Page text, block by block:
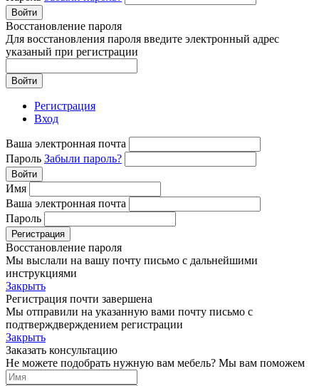
Войти
Восстановление пароля
Для восстановления пароля введите электронный адрес
указаный при регистрации
Войти
Регистрация
Вход
Ваша электронная почта
Пароль Забыли пароль?
Войти
Имя
Ваша электронная почта
Пароль
Регистрация
Восстановление пароля
Мы выслали на вашу почту письмо с дальнейшими
инструкциями
Закрыть
Регистрация почти завершена
Мы отправили на указанную вами почту письмо с
подтверждверждением регистрации
Закрыть
Заказать консультацию
Не можете подобрать нужную вам мебель? Мы вам поможем